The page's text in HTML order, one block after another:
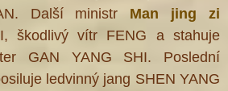
Další ministr Man jing zi
škodlivý vítr FENG a stahuje
GAN YANG SHI. Poslední
ledvinný jang SHEN YANG